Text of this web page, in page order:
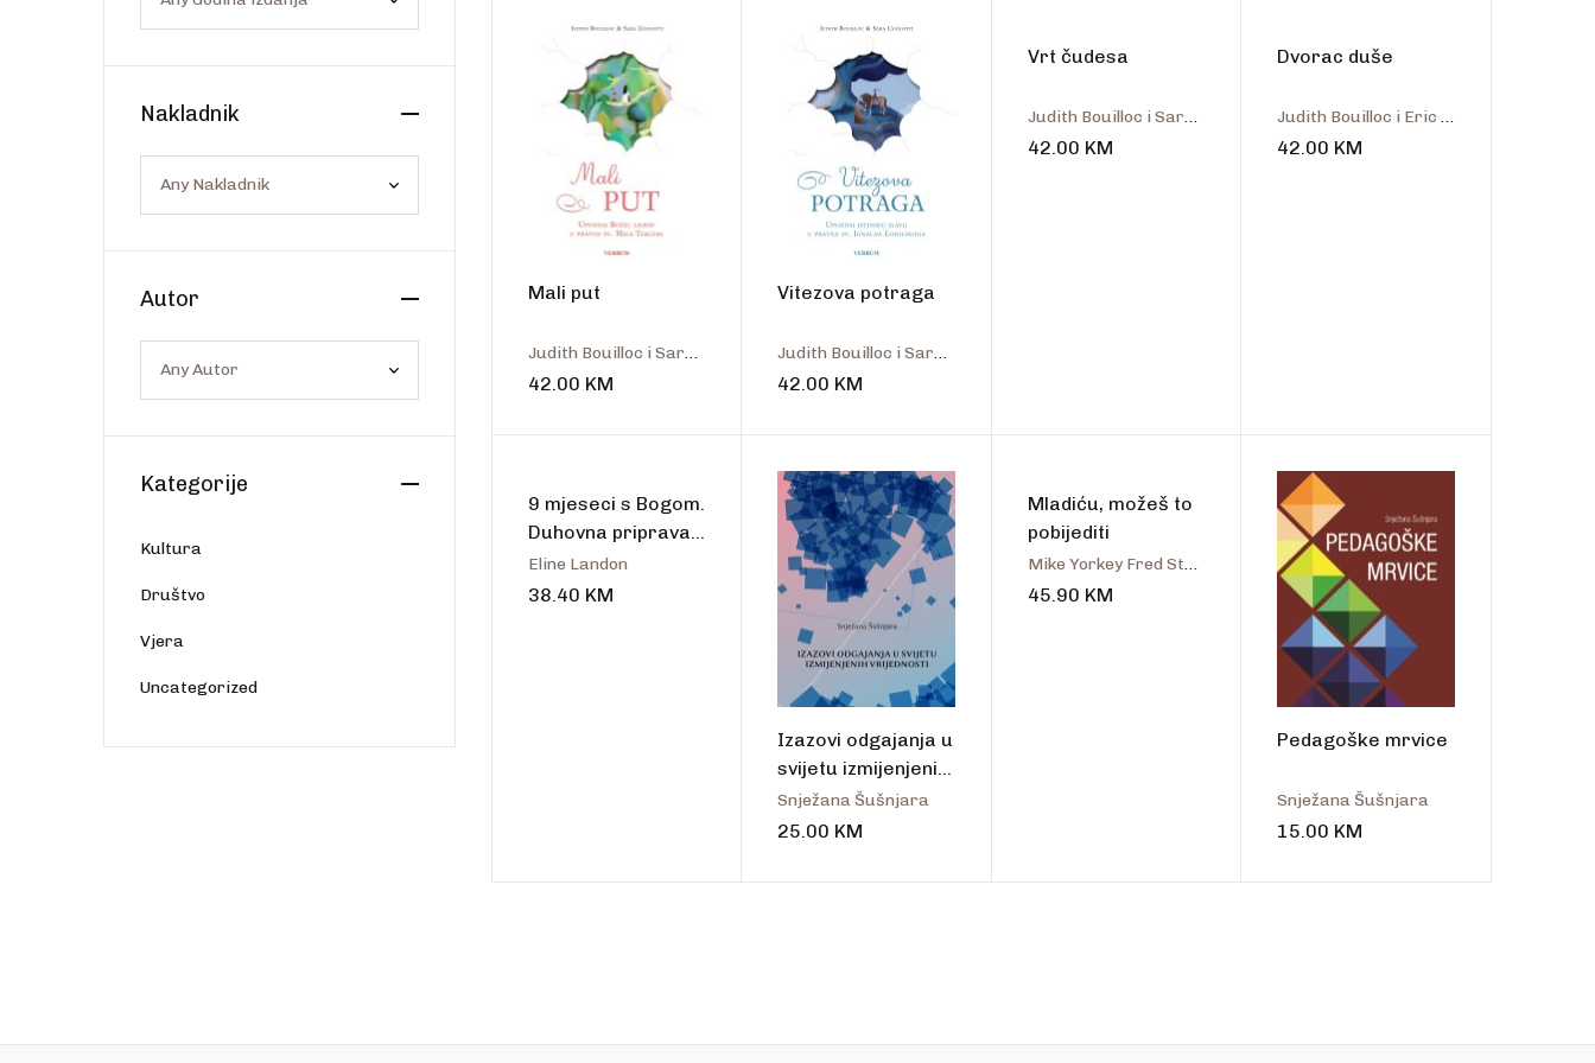
Mali put
Judith Bouilloc i Sara Ugolotti
42.00 KM
Vitezova potraga
Judith Bouilloc i Sara Ugolotti
42.00 KM
Vrt čudesa
Judith Bouilloc i Sara Ugolotti
42.00 KM
Dvorac duše
Judith Bouilloc i Eric Puybaret
42.00 KM
9 mjeseci s Bogom.
Duhovna priprava
za rođenje djeteta
Eline Landon
38.40 KM
Izazovi odgajanja u
svijetu izmijenjenih
vrijednosti
Snježana Šušnjara
25.00 KM
Mladiću, možeš to
pobijediti
Mike Yorkey Fred Stoeker Stephen Arterburn
45.90 KM
Pedagoške mrvice
Snježana Šušnjara
15.00 KM
Nakladnik
Autor
Kategorije
Kultura
Društvo
Vjera
Uncategorized